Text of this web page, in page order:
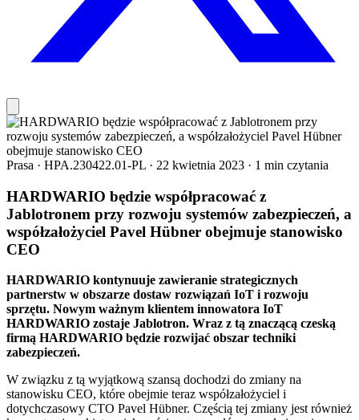
Prasa · HPA.230422.01-PL · 22 kwietnia 2023 · 1 min czytania
HARDWARIO będzie współpracować z
Jablotronem przy rozwoju systemów zabezpieczeń, a
współzałożyciel Pavel Hübner obejmuje stanowisko
CEO
HARDWARIO kontynuuje zawieranie strategicznych
partnerstw w obszarze dostaw rozwiązań IoT i rozwoju
sprzętu. Nowym ważnym klientem innowatora IoT
HARDWARIO zostaje Jablotron. Wraz z tą znaczącą czeską
firmą HARDWARIO będzie rozwijać obszar techniki
zabezpieczeń.
W związku z tą wyjątkową szansą dochodzi do zmiany na
stanowisku CEO, które obejmie teraz współzałożyciel i
dotychczasowy CTO Pavel Hübner. Częścią tej zmiany jest również